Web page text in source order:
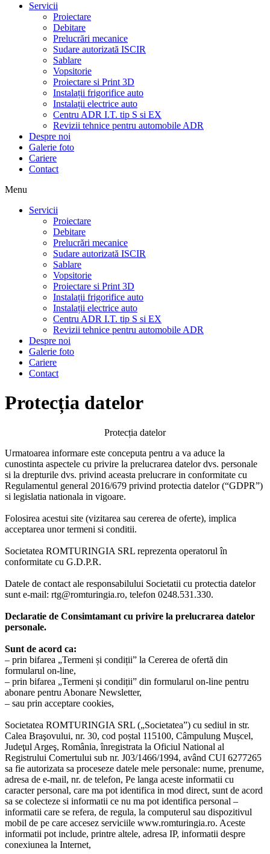
Servicii
Proiectare
Debitare
Prelucrări mecanice
Sudare autorizată ISCIR
Sablare
Vopsitorie
Proiectare si Print 3D
Instalații frigorifice auto
Instalații electrice auto
Centru ADR I.T. tip S si EX
Revizii tehnice pentru automobile ADR
Despre noi
Galerie foto
Cariere
Contact
Menu
Servicii
Proiectare
Debitare
Prelucrări mecanice
Sudare autorizată ISCIR
Sablare
Vopsitorie
Proiectare si Print 3D
Instalații frigorifice auto
Instalații electrice auto
Centru ADR I.T. tip S si EX
Revizii tehnice pentru automobile ADR
Despre noi
Galerie foto
Cariere
Contact
Protecția datelor
Protecția datelor
Urmatoarea informare este conceputa pentru a va aduce la
cunostinta aspectele cu privire la prelucrarea datelor dvs. personale
si la drepturile dvs. privind aceasta prelucrare in conformitate cu
Regulamentul general 2016/679 privind protectia datelor (“GDPR”)
si legislatia nationala in vigoare.
Folosirea acestui site (vizitarea sau cererea de oferte), implica
acceptarea unor termeni si conditii.
Societatea ROMTURINGIA SRL reprezenta operatorul în
conformitate cu G.D.P.R.
Datele de contact ale responsabilului Societatii cu protectia datelor
sunt e-mail: rtg@romturingia.ro, telefon 0248.531.330.
Declaratie de Consimtamant cu privire la prelucrarea datelor
personale.
Sunt de acord ca:
– prin bifarea „Termeni și condiții” la Cererea de ofertă din
formularul on-line,
– prin bifarea „Termeni și condiții” din formularul on-line pentru
abonare pentru Abonare Newsletter,
– sau prin acceptare cookies,
Societatea ROMTURINGIA SRL („Societatea”) cu sediul in str.
Calea Braşovului, nr. 30, cod poștal 115100, Câmpulung Mușcel,
Judeţul Argeş, România, înregistrata la Oficiul National al
Registrului Comertului sub nr. J03/1466/1994, având CUI 6277265
sa fie autorizata sa proceseze datele mele personale: nume, prenume,
adresa de e-mail, nr. de telefon, Pe langa aceste informatii cu
caracter personal, care ma pot identifica in mod direct, sunt de acord
sa se colecteze si informatii ce nu ma pot identifica personal –
informatii care se refera, de regula, la computerul sau dispozitivul
mobil de pe care accesez serviciile www.romturingia.ro. Aceste
informatii pot include, printre altele, adresa IP, informatii despre
conexiunea la Internet,